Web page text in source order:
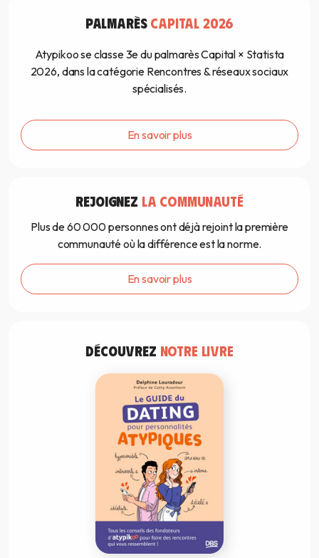
PALMARÈS CAPITAL 2026
Atypikoo se classe 3e du palmarès Capital × Statista
2026, dans la catégorie Rencontres & réseaux sociaux
spécialisés.
En savoir plus
REJOIGNEZ LA COMMUNAUTÉ
Plus de 60 000 personnes ont déjà rejoint la première
communauté où la différence est la norme.
En savoir plus
DÉCOUVREZ NOTRE LIVRE